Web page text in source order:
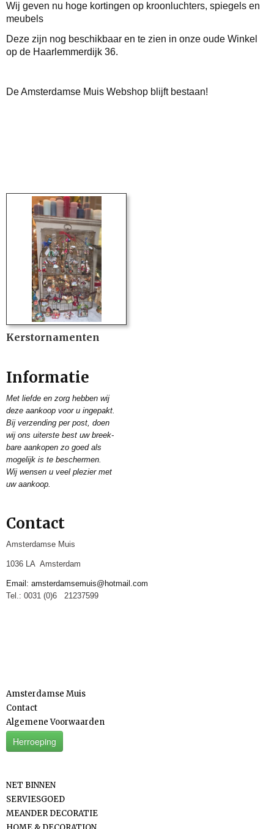
Wij geven nu hoge kortingen op kroonluchters, spiegels en
meubels
Deze zijn nog beschikbaar en te zien in onze oude Winkel
op de Haarlemmerdijk 36.
De Amsterdamse Muis Webshop blijft bestaan!
Kerstornamenten
Informatie
Met liefde en zorg hebben wij
deze aankoop voor u ingepakt.
Bij verzending per post, doen
wij ons uiterste best uw breek-
bare aankopen zo goed als
mogelijk is te beschermen.
Wij wensen u veel plezier met
uw aankoop.
Contact
Amsterdamse Muis
1036 LA Amsterdam
Email: amsterdamsemuis@hotmail.com
Tel.: 0031 (0)6 21237599
Amsterdamse Muis
Contact
Algemene Voorwaarden
Herroeping
NET BINNEN
SERVIESGOED
MEANDER DECORATIE